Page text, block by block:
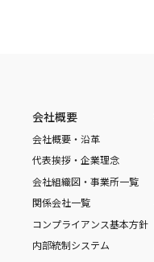
会社概要
会社概要・沿革
代表挨拶・企業理念
会社組織図・事業所一覧
関係会社一覧
コンプライアンス基本方針
内部統制システム